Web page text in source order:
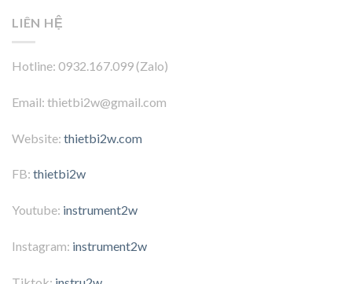
LIÊN HỆ
Hotline: 0932.167.099 (Zalo)
Email: thietbi2w@gmail.com
Website: thietbi2w.com
FB: thietbi2w
Youtube: instrument2w
Instagram: instrument2w